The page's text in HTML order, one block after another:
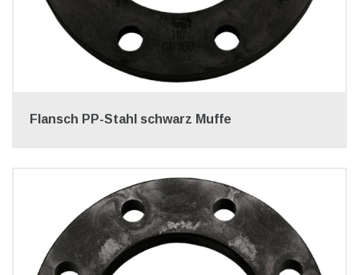
Flansch PP-Stahl schwarz Muffe